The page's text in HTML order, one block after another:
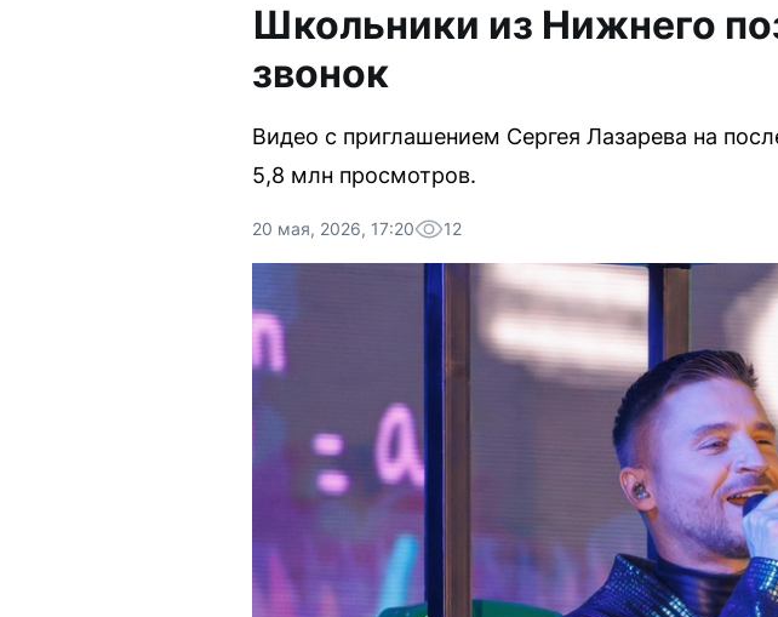
Школьники из Нижнего
звонок
Видео с приглашением Сергея Лазарева на
5,8 млн просмотров.
20 мая, 2026, 17:20 12